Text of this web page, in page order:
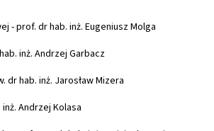
- prof. dr hab. inż. Eugeniusz Molga
inż. Andrzej Garbacz
dr hab. inż. Jarosław Mizera
Andrzej Kolasa